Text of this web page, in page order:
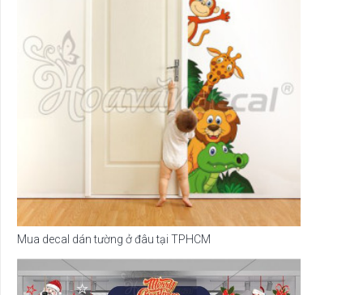
Mua decal dán tường ở đâu tại TPHCM